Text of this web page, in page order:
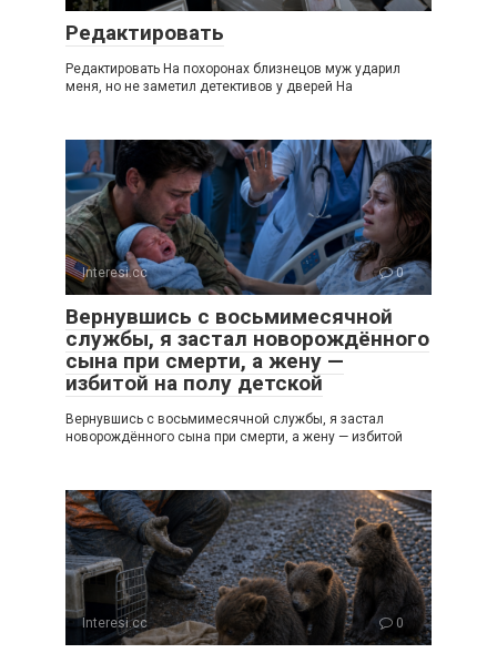
Редактировать
Редактировать На похоронах близнецов муж ударил
меня, но не заметил детективов у дверей На
Interesi.cc 0
Вернувшись с восьмимесячной
службы, я застал новорождённого
сына при смерти, а жену —
избитой на полу детской
Вернувшись с восьмимесячной службы, я застал
новорождённого сына при смерти, а жену — избитой
Interesi.cc 0